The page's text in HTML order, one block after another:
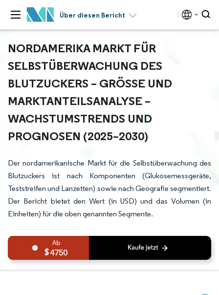
Über diesen Bericht
NORDAMERIKA MARKT FÜR
SELBSTÜBERWACHUNG DES
BLUTZUCKERS – GRÖSSE UND M
ARKTANTEILSANALYSE – W
ACHSTUMSTRENDS UND P
ROGNOSEN (2025–2030)
Der nordamerikanische Markt für die Selbstüberwachung des
Blutzuckers ist nach Komponenten (Glukosemessgeräte,
Teststreifen und Lanzetten) sowie nach Geografie segmentiert.
Der Bericht bietet den Wert (in USD) und das Volumen (in
Einheiten) für die oben genannten Segmente.
4750